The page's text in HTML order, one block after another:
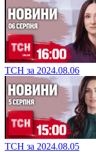
ТСН за 2024.08.06
ТСН за 2024.08.05